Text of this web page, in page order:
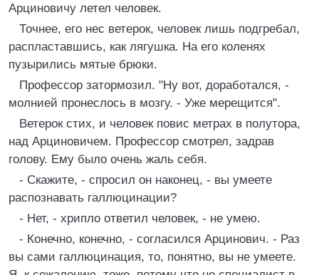
Арциновичу летел человек.
Точнее, его нес ветерок, человек лишь подгребал,
распластавшись, как лягушка. На его коленях
пузырились мятые брюки.
Профессор затормозил. "Ну вот, доработался, -
молнией пронеслось в мозгу. - Уже мерещится".
Ветерок стих, и человек повис метрах в полутора,
над Арциновичем. Профессор смотрел, задрав
голову. Ему было очень жаль себя.
- Скажите, - спросил он наконец, - вы умеете
распознавать галлюцинации?
- Нет, - хрипло ответил человек, - не умею.
- Конечно, конечно, - согласился Арцинович. - Раз
вы сами галлюцинация, то, понятно, вы не умеете.